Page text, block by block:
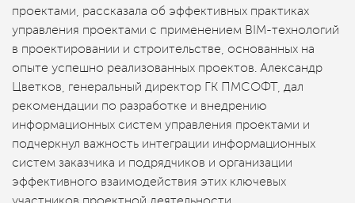
проектами, рассказала об эффективных практиках
управления проектами с применением BIM-технологий
в проектировании и строительстве, основанных на
опыте успешно реализованных проектов. Александр
Цветков, генеральный директор ГК ПМСОФТ, дал
рекомендации по разработке и внедрению
информационных систем управления проектами и
подчеркнул важность интеграции информационных
систем заказчика и подрядчиков и организации
эффективного взаимодействия этих ключевых